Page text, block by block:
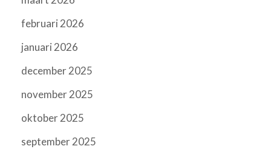
februari 2026
januari 2026
december 2025
november 2025
oktober 2025
september 2025